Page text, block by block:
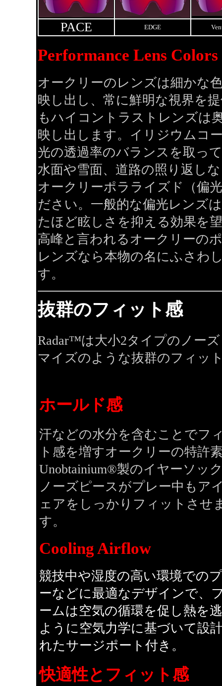
PACE EDGE
Performance Lens Colors
オークリーのレンズは細かな
映し出し、常に鮮明な視界を
もハイコントラストレンズは
映し出します。イリジウムコ
光の透過率のバランスを取っ
水面や雪面、道路の照り返し
オークリーポラライズド（偏
ださい。一般的な偏光レンズ
たほど眩しさを抑える効果を
高峰と言われるオークリーの
レンズなら本物の名にふさわ
す。
抜群のフィット感
Radar™は大小2タイプのノー
マイズのような抜群のフィッ
ホールド感
汗などの水分を含むことでフ
ト感を増すオークリーの特許
Unobtainium®製のイヤーソッ
ノーズピースがプレー中もア
ェアをしっかりフィットさせ
す。
Cooling Airflow
競技中や湿度の高い環境での
ーなどに最適なデザインで、
ームは空気の循環を促し熱を
ように空気力学に基づいて設
れたサージポート付き。
快適性とフィット感